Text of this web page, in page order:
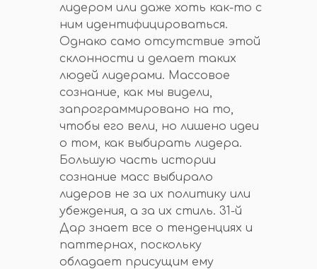
лидером или даже хоть как-то с
ним идентифицироваться.
Однако само отсутствие этой
склонности и делает таких
людей лидерами. Массовое
сознание, как мы видели,
запрограммировано на то,
чтобы его вели, но лишено идеи
о том, как выбирать лидера.
Большую часть истории
сознание масс выбирало
лидеров не за их политику или
убеждения, а за их стиль. 31-й
Дар знает все о тенденциях и
паттернах, поскольку
обладает присущим ему